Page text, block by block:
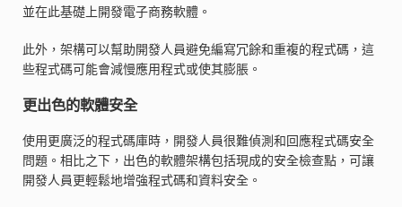
並在此基礎上開發電子商務軟體。
此外，架構可以幫助開發人員避免編寫冗餘和重複的程式碼，這
些程式碼可能會減慢應用程式或使其膨脹。
更出色的軟體安全
使用更廣泛的程式碼庫時，開發人員很難偵測和回應程式碼安全
問題。相比之下，出色的軟體架構包括現成的安全檢查點，可讓
開發人員更輕鬆地增強程式碼和資料安全。